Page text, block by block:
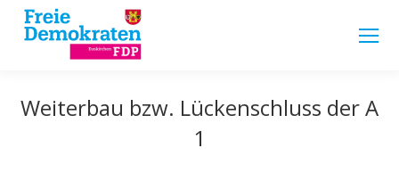
Weiterbau bzw. Lückenschluss der A
1